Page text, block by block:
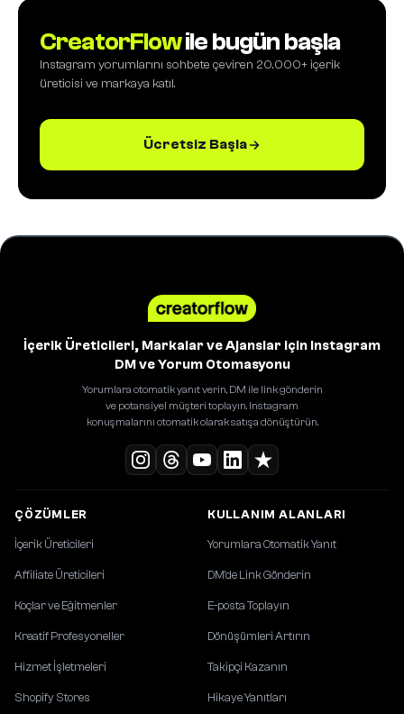
CreatorFlowile bugün başla
Instagram yorumlarını sohbete çeviren 20.000+ içerik
üreticisi ve markaya katıl.
Ücretsiz Başla
İçerik Üreticileri, Markalar ve Ajanslar için Instagram
DM ve Yorum Otomasyonu
Yorumlara otomatik yanıt verin, DM ile link gönderin
ve potansiyel müşteri toplayın. Instagram
konuşmalarını otomatik olarak satışa dönüştürün.
ÇÖZÜMLER
İçerik Üreticileri
Affiliate Üreticileri
Koçlar ve Eğitmenler
Kreatif Profesyoneller
Hizmet İşletmeleri
Shopify Stores
KULLANIM ALANLARI
Yorumlara Otomatik Yanıt
DM'de Link Gönderin
E-posta Toplayın
Dönüşümleri Artırın
Takipçi Kazanın
Hikaye Yanıtları